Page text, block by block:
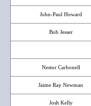
John-Paul Howard
Bob Jesser
Nestor Carbonell
Jaime Ray Newman
Josh Kelly